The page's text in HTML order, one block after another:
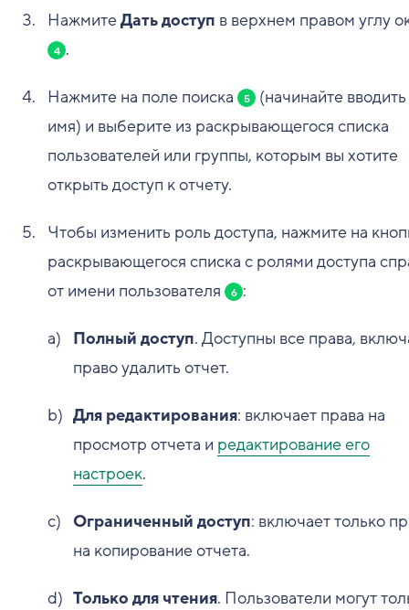
НажмитеДать доступ в верхнем правом углу
4 .
Нажмите на поле поиска 5
(начинайте вводить
имя) и выберите из раскрывающегося списка
пользователей или группы, которым вы хотите
открыть доступ к отчету.
Чтобы изменить роль доступа, нажмите на
раскрывающегося списка с ролями доступа
от имени пользователя
6 :
Полный доступ. Доступны все права,
право удалить отчет.
Для редактирования: включает права на
просмотр отчета и редактирование его
настроек.
Ограниченный доступ: включает только
на копирование отчета.
Только для чтения. Пользователи могут